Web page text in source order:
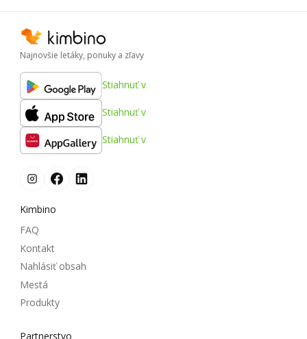
Najnovšie letáky, ponuky a zľavy
Stiahnuť v
Stiahnuť v
Stiahnuť v
Kimbino
FAQ
Kontakt
Nahlásiť obsah
Mestá
Produkty
Partnerstvo